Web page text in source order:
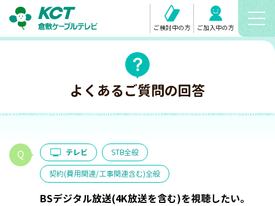
ご検討中の方 ご加入中の方
よくあるご質問の回答
テレビ STB全般
契約(費用関連/工事関連含む)全般
BSデジタル放送(4K放送を含む)を視聴したい。